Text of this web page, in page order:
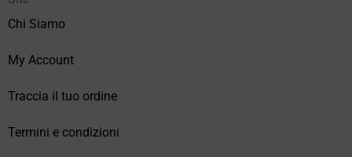
Chi Siamo
My Account
Traccia il tuo ordine
Termini e condizioni